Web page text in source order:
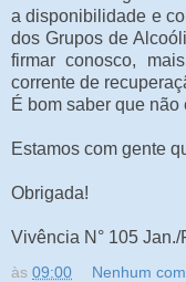
a disponibilidade e
dos Grupos de
firmar conosco,
corrente de
É bom saber que não
Estamos com gente
Obrigada!
Vivência N° 105 Jan./
às 09:00 Nenhum